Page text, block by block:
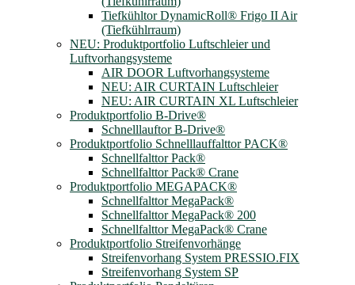
Tiefkühltor DynamicRoll® Frigo II Air
(Tiefkühlrraum)
NEU: Produktportfolio Luftschleier und
Luftvorhangsysteme
AIR DOOR Luftvorhangsysteme
NEU: AIR CURTAIN Luftschleier
NEU: AIR CURTAIN XL Luftschleier
Produktportfolio B-Drive®
Schnelllauftor B-Drive®
Produktportfolio Schnelllauffalttor PACK®
Schnellfalttor Pack®
Schnellfalttor Pack® Crane
Produktportfolio MEGAPACK®
Schnellfalttor MegaPack®
Schnellfalttor MegaPack® 200
Schnellfalttor MegaPack® Crane
Produktportfolio Streifenvorhänge
Streifenvorhang System PRESSIO.FIX
Streifenvorhang System SP